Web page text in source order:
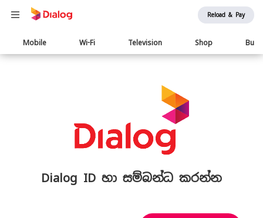
Reload & Pay
Main
navigation
Mobile Wi-Fi Television Shop
Dialog ID හා සම්බන්ධ කරන්න